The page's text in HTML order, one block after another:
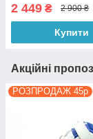
2 449 ₴ 2 900 ₴
Купити
Акційні
РОЗПРОДАЖ 45р